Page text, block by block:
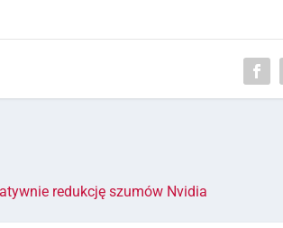
redukcję szumów Nvidia